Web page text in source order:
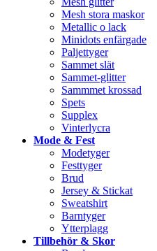
Mesh stora maskor
Metallic o lack
Minidots enfärgade
Paljettyger
Sammet slät
Sammet-glitter
Sammmet krossad
Spets
Supplex
Vinterlycra
Mode & Fest
Modetyger
Festtyger
Brud
Jersey & Stickat
Sweatshirt
Barntyger
Ytterplagg
Tillbehör & Skor